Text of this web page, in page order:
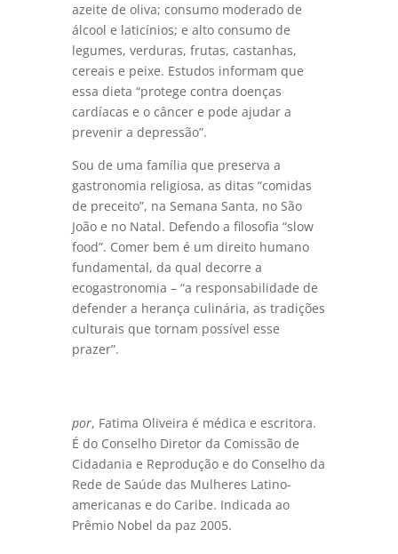
azeite de oliva; consumo moderado de
álcool e laticínios; e alto consumo de
legumes, verduras, frutas, castanhas,
cereais e peixe. Estudos informam que
essa dieta “protege contra doenças
cardíacas e o câncer e pode ajudar a
prevenir a depressão”.
Sou de uma família que preserva a
gastronomia religiosa, as ditas “comidas
de preceito”, na Semana Santa, no São
João e no Natal. Defendo a filosofia “slow
food”. Comer bem é um direito humano
fundamental, da qual decorre a
ecogastronomia – “a responsabilidade de
defender a herança culinária, as tradições
culturais que tornam possível esse
prazer”.
por, Fatima Oliveira é médica e escritora.
É do Conselho Diretor da Comissão de
Cidadania e Reprodução e do Conselho da
Rede de Saúde das Mulheres Latino-
americanas e do Caribe. Indicada ao
Prêmio Nobel da paz 2005.